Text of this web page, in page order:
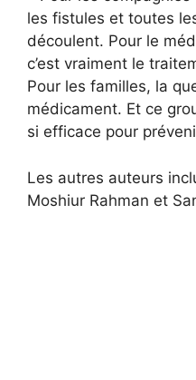
les fistules et toutes
découlent. Pour le
c’est vraiment le
Pour les familles, la
médicament. Et ce
si efficace pour
Les autres auteurs
Moshiur Rahman et